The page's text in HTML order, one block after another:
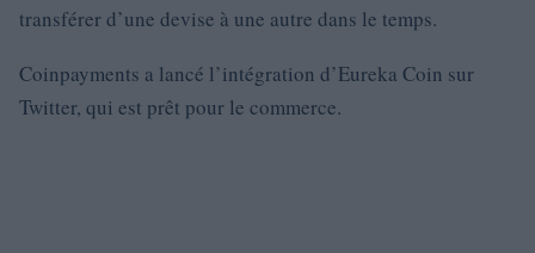
transférer d’une devise à une autre dans le temps.
Coinpayments a lancé l’intégration d’Eureka Coin sur
Twitter, qui est prêt pour le commerce.